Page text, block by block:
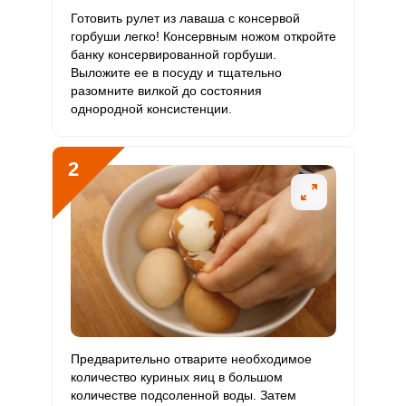
Витамин
С
0 90 мкг 0
Витамин
D
10 мкг
E
Биотин 33.8 мг 50 мг 8 11.3
Витамин
3.9 мкг 120 мкг 0.4
Витамин
14.3 мг 20 мг 11.9
Калий 547.8 мг 2500 мг 2.6 3.7
Кальций 2548.3 мг 1000 мг 30.3
Готовить рулет из лаваша с консервой
горбуши легко! Консервным ножом откройте
банку консервированной горбуши.
Выложите ее в посуду и тщательно
разомните вилкой до состояния
однородной консистенции.
2
Предварительно отварите необходимое
количество куриных яиц в большом
количестве подсоленной воды. Затем